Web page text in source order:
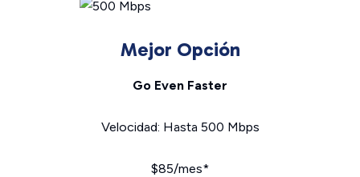
Mejor Opción
Go Even Faster
Velocidad: Hasta 500 Mbps
$85/mes*